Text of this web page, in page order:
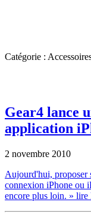
Catégorie :
Gear4 lance
application
2 novembre 2010
Aujourd'hui, proposer
connexion iPhone ou
encore plus loin. » lire